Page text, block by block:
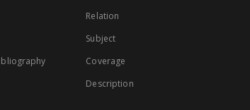
Relation
Subject
Coverage
Description